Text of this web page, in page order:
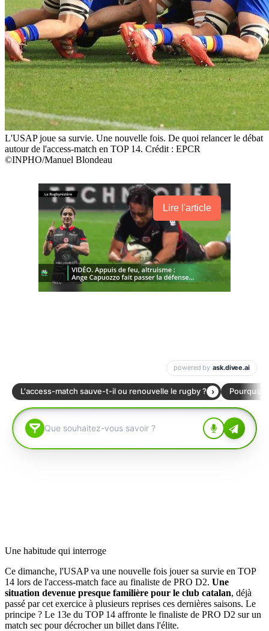
L'USAP joue sa survie. Une nouvelle fois. De quoi relancer le débat
autour de l'access-match en TOP 14. Crédit : EPCR
©INPHO/Manuel Blondeau
Lire l'article
Une habitude qui interroge
Ce dimanche, l'USAP va une nouvelle fois jouer sa survie en TOP
14 lors de l'access-match face au finaliste de PRO D2. Une
situation devenue presque familière pour le club catalan, déjà
passé par cet exercice à plusieurs reprises ces dernières saisons. Le
principe ? Le 13e du TOP 14 affronte le finaliste de PRO D2 sur un
match sec pour décrocher un billet dans l'élite.